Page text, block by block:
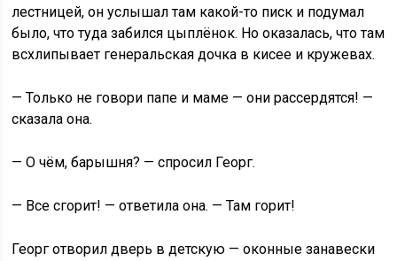
лестницей, он услышал там какой-то писк и подумал
было, что туда забился цыплёнок. Но оказалась, что там
всхлипывает генеральская дочка в кисее и кружевах.
— Только не говори папе и маме — они рассердятся! —
сказала она.
— О чём, барышня? — спросил Георг.
— Все сгорит! — ответила она. — Там горит!
Георг отворил дверь в детскую — оконные занавески